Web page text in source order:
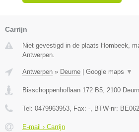
Carrijn
Niet gevestigd in de plaats Hombeek,
Antwerpen.
Antwerpen » Deurne Google maps ▼
Bisschoppenhoflaan 172 B5 2100
Tel: 0479963953 , Fax: - , BTW-nr:
E-mail › Carrijn